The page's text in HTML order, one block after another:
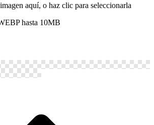
aquí, o haz clic para seleccionarla
hasta 10MB